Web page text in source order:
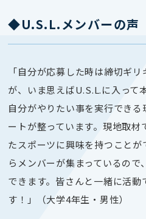
◆U.S.L.メンバーの声
「自分が応募した時は締切ギ
が、いま思えばU.S.L.に入って
自分がやりたい事を実行でき
ートが整っています。現地取材
たスポーツに興味を持つこと
らメンバーが集まっているので
できます。皆さんと一緒に活動
す！」（大学4年生・男性）